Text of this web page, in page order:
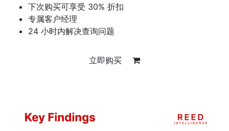
下次购买可享受 30% 折扣
专属客户经理
24 小时内解决查询问题
立即购买